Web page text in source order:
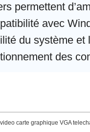
permettent
avec
du système et
des
carte graphique VGA